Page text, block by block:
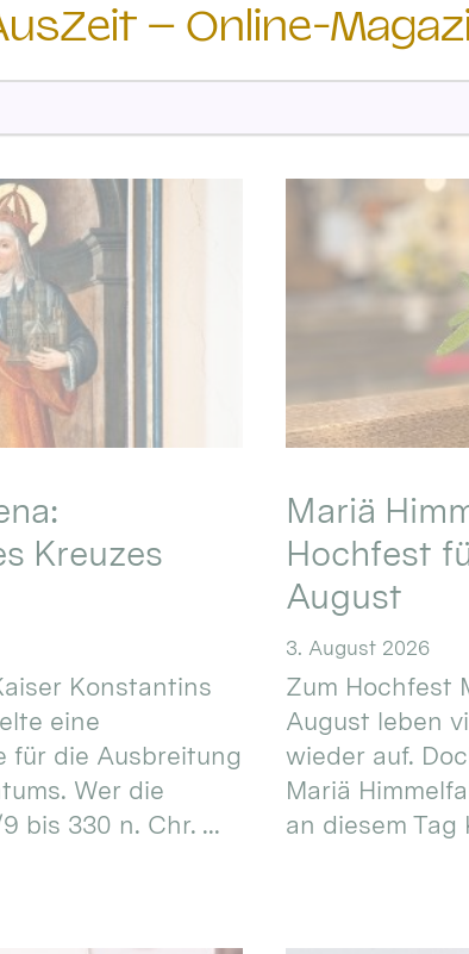
– Online-
Kreuzes
Konstantins
eine
für die Ausbreitung
Wer die
bis 330 n. Chr. ...
Mariä
Hochfest
August
3. August 2026
Zum Hochfest
August leben
wieder auf.
Mariä
an diesem